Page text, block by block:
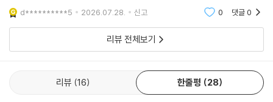
d**********5 2026.07.28. 신고 0 댓글0
리뷰 전체보기
리뷰 16 한줄평 28